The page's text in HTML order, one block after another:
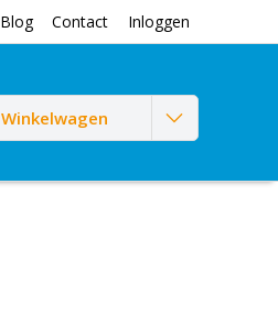
Blog Contact Inloggen
Winkelwagen